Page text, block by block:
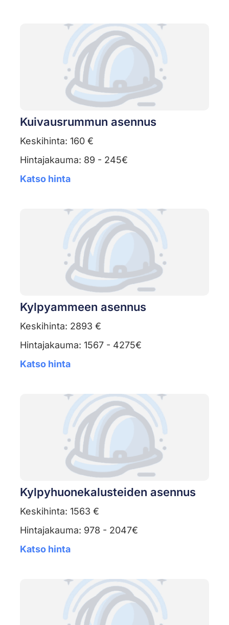
Kuivausrummun asennus
Keskihinta: 160 €
Hintajakauma: 89 - 245€
Katso hinta
Kylpyammeen asennus
Keskihinta: 2893 €
Hintajakauma: 1567 - 4275€
Katso hinta
Kylpyhuonekalusteiden asennus
Keskihinta: 1563 €
Hintajakauma: 978 - 2047€
Katso hinta